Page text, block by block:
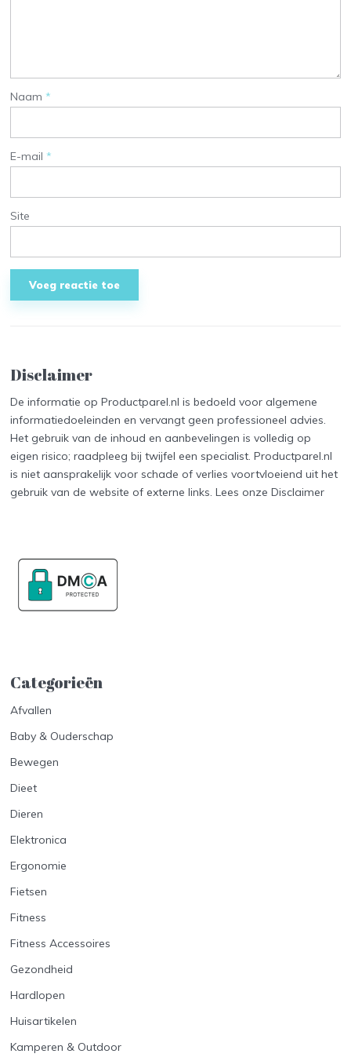
Naam *
E-mail *
Site
Disclaimer
De informatie op Productparel.nl is bedoeld voor algemene
informatiedoeleinden en vervangt geen professioneel advies.
Het gebruik van de inhoud en aanbevelingen is volledig op
eigen risico; raadpleeg bij twijfel een specialist. Productparel.nl
is niet aansprakelijk voor schade of verlies voortvloeiend uit het
gebruik van de website of externe links. Lees onzeDisclaimer
Categorieën
Afvallen
Baby & Ouderschap
Bewegen
Dieet
Dieren
Elektronica
Ergonomie
Fietsen
Fitness
Fitness Accessoires
Gezondheid
Hardlopen
Huisartikelen
Kamperen & Outdoor